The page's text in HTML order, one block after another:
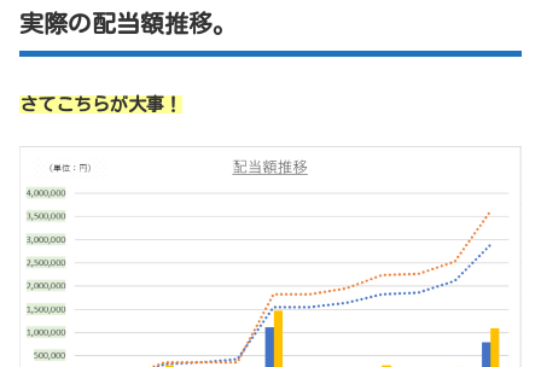
実際の配当額推移。
さてこちらが大事！